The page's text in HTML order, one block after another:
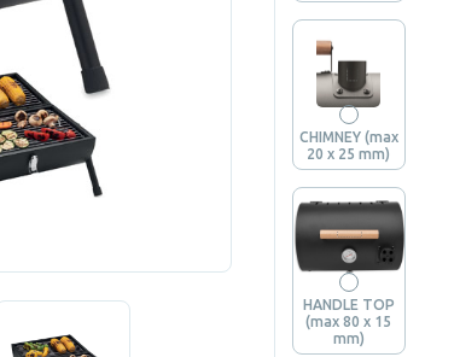
CHIMNEY (max
20 x 25 mm)
HANDLE TOP
(max 80 x 15
mm)